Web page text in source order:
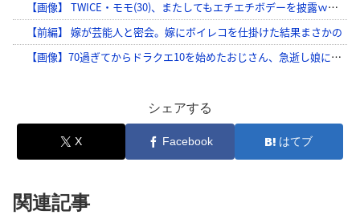
シェアする
X Facebook はてブ
関連記事